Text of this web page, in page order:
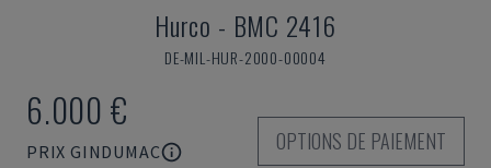
Hurco - BMC 2416
DE-MIL-HUR-2000-00004
6.000 €
PRIX GINDUMAC
OPTIONS DE PAIEMENT